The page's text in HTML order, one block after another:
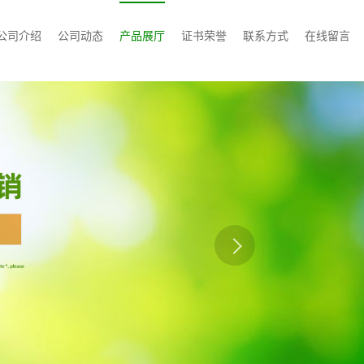
司介绍 公司动态 产品展厅 证书荣誉 联系方式 在线留言